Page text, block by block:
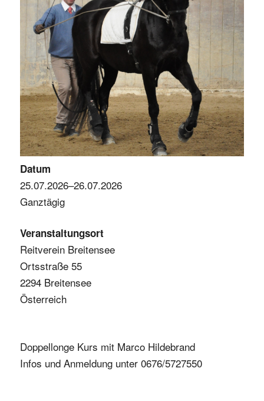
Datum
25.07.2026–26.07.2026
Ganztägig
Veranstaltungsort
Reitverein Breitensee
Ortsstraße 55
2294 Breitensee
Österreich
Doppellonge Kurs mit Marco Hildebrand
Infos und Anmeldung unter 0676/5727550